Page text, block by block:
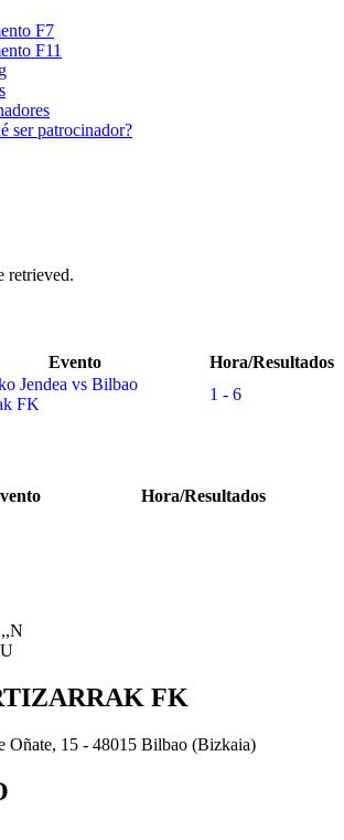
F7
F11
ser patrocinador?
retrieved.
Evento
Hora/Resultados
Jendea vs Bilbao
FK
1 - 6
Hora/Resultados
FK
Oñate, 15 - 48015 Bilbao (Bizkaia)